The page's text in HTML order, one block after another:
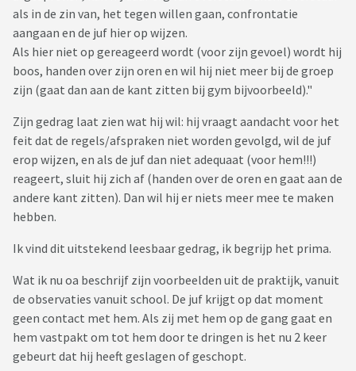
maken. Meerdere keren gesproken met directie, juf en ib.
Vorig jaar April (onze zoon was toen nog net geen 5 jaar) is
hij geslagen door een juf in zijn gezicht. Wij hebben onze
beide zoons per direct van deze school gehaald en zij zijn
naar een andere school gegaan.
Op deze school zijn wij erg tevreden over de communicatie.
Wij worden van alles op de hoogte gehouden en werken als
een team om onze zoon heen. Echter gaat het niet goed
met onze zoon in de klas. Hij kan soms zo boos zijn, dat hij
blokkeert, met stoelen en tafels schuiven en kan gaan
schelden. Ook heeft hij eens de juf geslagen en geschopt
Wij hebben zelf al van alles geprobeerd, beloningssystemen,
praten, pictogrammen, noem maar op. Ik ben zelfs een
aantal weken mee gaan draaien om het positieve gedrag te
stimuleren. Zolang ik erbij was, liet hij gewenst gedrag zien,
maar zodra ik weg was, werd hij al snel weer de oude in de
klas.
Volgens de leerlijnen loopt hij voor in zijn ontwikkeling,
als in de zin van, het tegen willen gaan, confrontatie
aangaan en de juf hier op wijzen.
Als hier niet op gereageerd wordt (voor zijn gevoel) wordt hij
boos, handen over zijn oren en wil hij niet meer bij de groep
zijn (gaat dan aan de kant zitten bij gym bijvoorbeeld)."
Zijn gedrag laat zien wat hij wil: hij vraagt aandacht voor het
feit dat de regels/afspraken niet worden gevolgd, wil de juf
erop wijzen, en als de juf dan niet adequaat (voor hem!!!)
reageert, sluit hij zich af (handen over de oren en gaat aan de
andere kant zitten). Dan wil hij er niets meer mee te maken
hebben.
Ik vind dit uitstekend leesbaar gedrag, ik begrijp het prima.
Wat ik nu oa beschrijf zijn voorbeelden uit de praktijk, vanuit
de observaties vanuit school. De juf krijgt op dat moment
geen contact met hem. Als zij met hem op de gang gaat en
hem vastpakt om tot hem door te dringen is het nu 2 keer
gebeurt dat hij heeft geslagen of geschopt.